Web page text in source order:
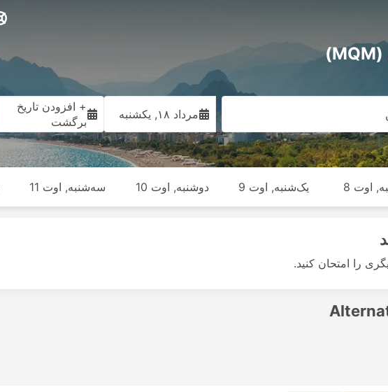
مرداد ۱۸, یکشنبه
+ افزودن تاریخ
برگشت
اوت 8 یک‌شنبه, اوت 9 دوشنبه, اوت 10 سه‌شنبه, اوت 11
را امتحان کنید.